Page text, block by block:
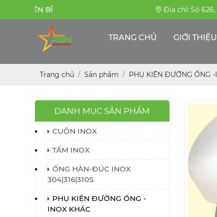
PHỤNG SỰ BỀN BỈĐịa chỉ: Số 626,
TRANG CHỦ GIỚI THIỆU
Trang chủ Sản phẩm PHỤ KIỆN ĐƯỜNG ỐNG -
DANH MỤC SẢN PHẨM
CUỘN INOX
TẤM INOX
ỐNG HÀN-ĐÚC INOX
304|316|310S
PHỤ KIỆN ĐƯỜNG ỐNG -
INOX KHÁC